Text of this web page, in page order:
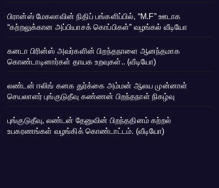
பிரான்ஸ் மேகலாவின் நிதிப் பங்களிப்பில், “M.F” ஊடாக
“கற்றலுக்கான அப்பியாசக் கொப்பிகள்” வழங்கல் வீடியோ
கனடா பிரின்ஸ் அவர்களின் பிறந்தநாளை ஆனந்தமாக
கொண்டாடினார்கள் தாயக உறவுகள்.. (வீடியோ)
லண்டன் ஈலிங் கனக துர்க்கை அம்மன் ஆலய முன்னாள்
செயலாளர் புங்குடுதீவு கண்ணன் பிறந்தநாள் நிகழ்வு
புங்குடுதீவு, லண்டன் தேனுவின் பிறந்ததினம் கற்றல்
உபகரணங்கள் வழங்கிக் கொண்டாட்டம். (வீடியோ)